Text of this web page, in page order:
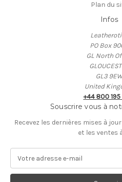
Plan du
Infos
PO Box
GL North
GL3
United
+44 800 195
Souscrire vous à
Recevez les dernières mises à
et les ventes
r